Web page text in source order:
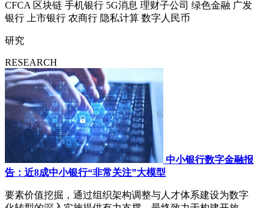
CFCA 区块链 手机银行 5G消息 理财子公司 绿色金融 广发
银行
上市银行 农商行 隐私计算 数字人民币
研究
RESEARCH
中小银行数字金融报
告：近8成中小银行“非常关注”大模型
要素价值挖掘，通过组织架构调整与人才体系建设为数字